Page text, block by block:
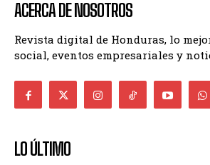
ACERCA DE NOSOTROS
Revista digital de Honduras, lo
social, eventos empresariales y
LO ÚLTIMO